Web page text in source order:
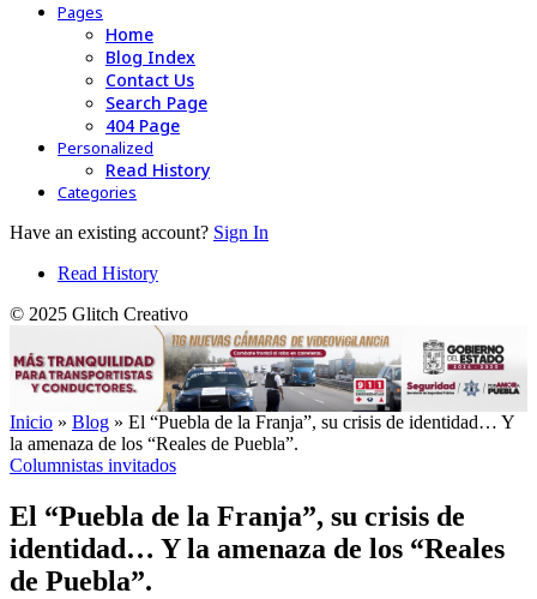
Pages
Home
Blog Index
Contact Us
Search Page
404 Page
Personalized
Read History
Categories
Have an existing account? Sign In
Read History
© 2025 Glitch Creativo
Inicio » Blog » El “Puebla de la Franja”, su crisis de identidad… Y
la amenaza de los “Reales de Puebla”.
Columnistas invitados
El “Puebla de la Franja”, su crisis de
identidad… Y la amenaza de los “Reales
de Puebla”.